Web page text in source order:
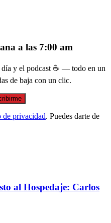
a las 7:00 am
y el podcast ☕ — todo en un
de baja con un clic.
de privacidad. Puedes darte de
al Hospedaje: Carlos